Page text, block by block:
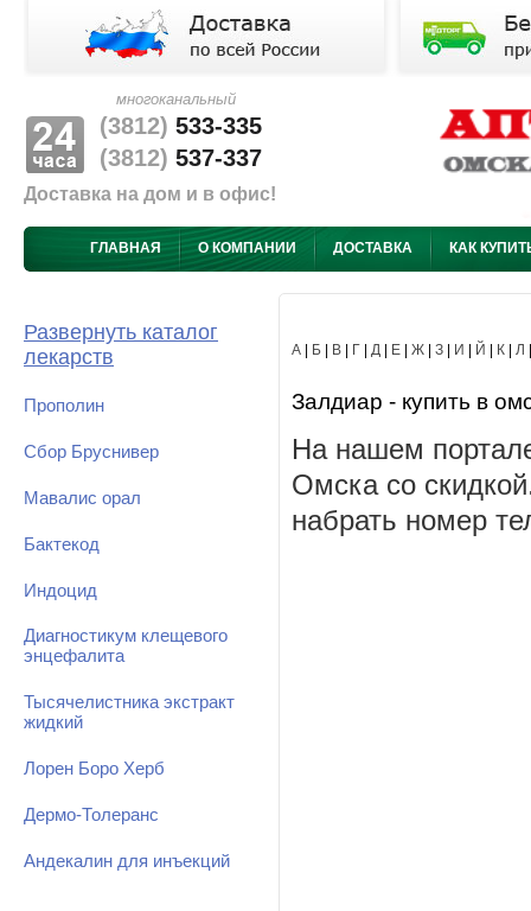
многоканальный
(3812) 533-335
(3812) 537-337
Доставка на дом и в офис!
ГЛАВНАЯ О КОМПАНИИ ДОСТАВКА КАК
Развернуть каталог
лекарств
Прополин
Сбор Бруснивер
Мавалис орал
Бактекод
Индоцид
Диагностикум клещевого
энцефалита
Тысячелистника экстракт
жидкий
Лорен Боро Херб
Дермо-Толеранс
Андекалин для инъекций
А Б В Г Д Е Ж З И Й К Л
Залдиар - купить в
На нашем
Омска со
набрать номер